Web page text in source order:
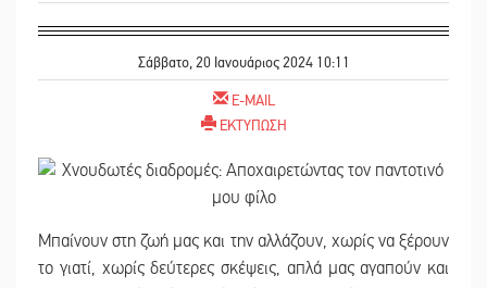
Σάββατο, 20 Ιανουάριος 2024 10:11
E-MAIL
ΕΚΤΥΠΩΣΗ
Μπαίνουν στη ζωή μας και την αλλάζουν, χωρίς να ξέρουν
το γιατί, χωρίς δεύτερες σκέψεις, απλά μας αγαπούν και